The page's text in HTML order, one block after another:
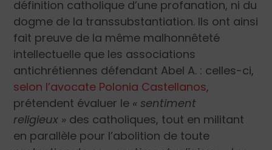
définition catholique d’une profanation, ni du
dogme de la transsubstantiation. Ils ont ainsi
fait preuve de la même malhonnêteté
intellectuelle que les associations
antichrétiennes défendant Abel A. : celles-ci,
selon l’avocate Polonia Castellanos,
prétendent évaluer le « sentiment
religieux » des catholiques, tout en militant
en parallèle pour l’abolition de toute